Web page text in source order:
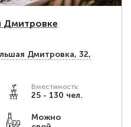
Дмитровке
Дмитровка, 32,
Вместимость:
25 - 130 чел.
Можно